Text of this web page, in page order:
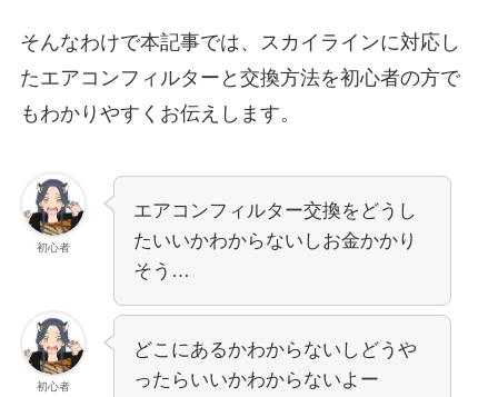
そんなわけで本記事では、 スカイラインに対応し
たエアコンフィルターと交換方法を初心者の方で
もわかりやすくお伝えします。
初心者
エアコンフィルター交換をどうし
たいいかわからないしお金かかり
そう…
初心者
どこにあるかわからないしどうや
ったらいいかわからないよー